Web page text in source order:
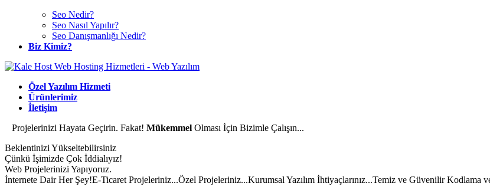
Seo Nedir?
Seo Nasıl Yapılır?
Seo Danışmanlığı Nedir?
Biz Kimiz?
Özel Yazılım Hizmeti
Ürünlerimiz
İletişim
Projelerinizi Hayata Geçirin. Fakat! Mükemmel Olması İçin Bizimle Çalışın...
Beklentinizi Yükseltebilirsiniz
Çünkü İşimizde Çok İddialıyız!
Web Projelerinizi Yapıyoruz.
İnternete Dair Her Şey!E-Ticaret Projeleriniz...Özel Projeleriniz...Kurumsal Yazılım İhtiyaçlarınız...Temiz ve Güvenilir Kodlama